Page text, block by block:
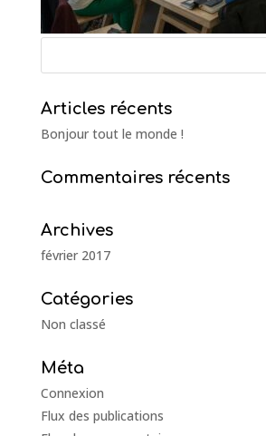
Articles récents
Bonjour tout le monde !
Commentaires récents
Archives
février 2017
Catégories
Non classé
Méta
Connexion
Flux des publications